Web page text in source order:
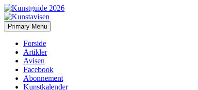
Kunstavisen
Search
Primary Menu Skip
to
Forside
Artikler
Avisen
Facebook
Abonnement
Kunstkalender